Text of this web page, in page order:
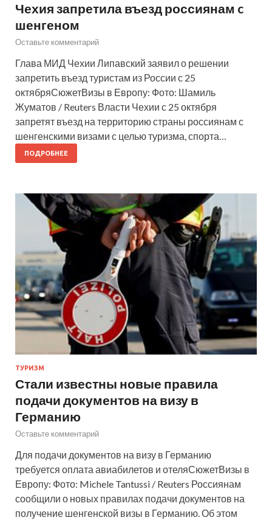
Чехия запретила въезд россиянам c
шенгеном
Оставьте комментарий
Глава МИД Чехии Липавский заявил о решении
запретить въезд туристам из России с 25
октябряСюжетВизы в Европу: Фото: Шамиль
Жуматов / Reuters Власти Чехии с 25 октября
запретят въезд на территорию страны россиянам с
шенгенскими визами с целью туризма, спорта…
ПОДРОБНЕЕ
ТУРИЗМ
Стали известны новые правила
подачи документов на визу в
Германию
Оставьте комментарий
Для подачи документов на визу в Германию
требуется оплата авиабилетов и отеляСюжетВизы в
Европу: Фото: Michele Tantussi / Reuters Россиянам
сообщили о новых правилах подачи документов на
получение шенгенской визы в Германию. Об этом